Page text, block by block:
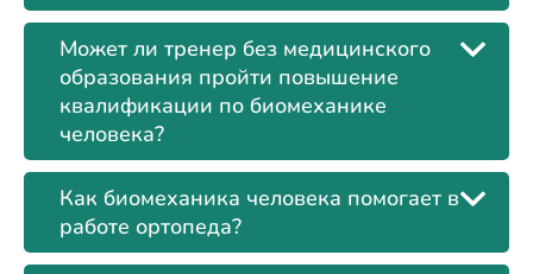
Может ли тренер без медицинского
образования пройти повышение
квалификации по биомеханике
человека?
Как биомеханика человека помогает в
работе ортопеда?